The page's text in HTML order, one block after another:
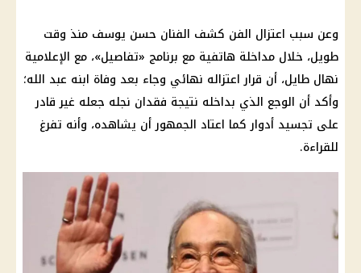
وعن سبب اعتزال الفن كشف الفنان حسن يوسف منذ وقت
طويل، خلال مداخلة هاتفية مع برنامج «تفاصيل»، مع الإعلامية
نهال طايل، أن قرار اعتزاله نهائي وجاء بعد وفاة ابنه عبد الله؛
وأكد أن الوجع الذي بداخله نتيجة فقدان نجله جعله غير قادر
على تجسيد أدوار كما اعتاد الجمهور أن يشاهده، وأنه تفرغ
للقراءة.